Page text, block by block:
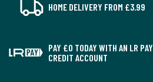
HOME DELIVERY FROM £3.99
PAY £0 TODAY WITH AN LR PAY
CREDIT ACCOUNT